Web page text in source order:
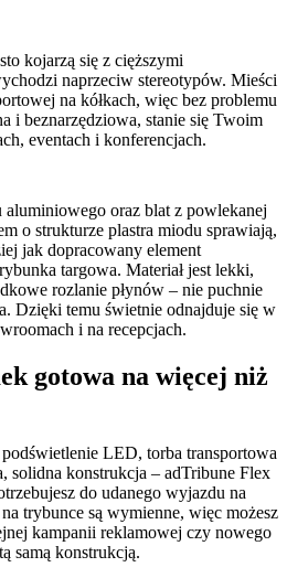
kojarzą się z cięższymi
naprzeciw stereotypów. Mieści
na kółkach, więc bez problemu
i beznarzędziowa, stanie się Twoim
eventach i konferencjach.
oraz blat z powlekanej
o strukturze plastra miodu sprawiają,
jak dopracowany element
targowa. Materiał jest lekki,
rozlanie płynów – nie puchnie
Dzięki temu świetnie odnajduje się w
i na recepcjach.
gotowa na więcej niż
LED, torba transportowa
solidna konstrukcja – adTribune Flex
do udanego wyjazdu na
trybunce są wymienne, więc możesz
kampanii reklamowej czy nowego
samą konstrukcją.